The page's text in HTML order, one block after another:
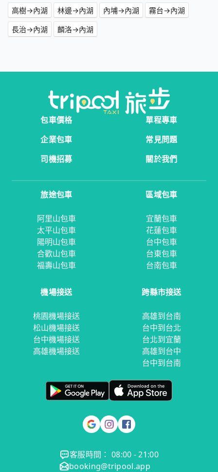
高樹→內湖
林邊→內湖 內埔→內湖
霧台→內湖
長治→內湖
麟洛→內湖
包車價格
單程專車
企業包車
常見問題
司機招募
關於我們
旅途包車
阿里山包車
太平山包車
陽明山包車
合歡山包車
福壽山包車
區域包車
宜蘭包車
花蓮包車
台中包車
台東包車
台南包車
機場接送
桃園機場接送
松山機場接送
台中機場接送
高雄機場接送
跨縣市接送
高雄到台南
台中到台北
台北到宜蘭
高雄到台中
台中到台南
客服時間： 08:00 - 21:00
booking@tripool.app